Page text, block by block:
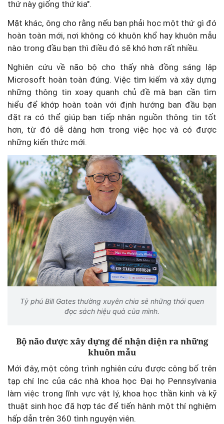
thứ này giống thứ kia".
Mặt khác, ông cho rằng nếu bạn phải học một thứ gì đó
hoàn toàn mới, nơi không có khuôn khổ hay khuôn mẫu
nào trong đầu bạn thì điều đó sẽ khó hơn rất nhiều.
Nghiên cứu về não bộ cho thấy nhà đồng sáng lập
Microsoft hoàn toàn đúng. Việc tìm kiếm và xây dựng
những thông tin xoay quanh chủ đề mà bạn cần tìm
hiểu để khớp hoàn toàn với định hướng ban đầu bạn
đặt ra có thể giúp bạn tiếp nhận nguồn thông tin tốt
hơn, từ đó dễ dàng hơn trong việc học và có được
những kiến thức mới.
Tỷ phú Bill Gates thường xuyên chia sẻ những thói quen
đọc sách hiệu quả của mình.
Bộ não được xây dựng để nhận diện ra những
khuôn mẫu
Mới đây, một công trình nghiên cứu được công bố trên
tạp chí Inc của các nhà khoa học Đại họ Pennsylvania
làm việc trong lĩnh vực vật lý, khoa học thần kinh và kỹ
thuật sinh học đã hợp tác để tiến hành một thí nghiệm
hấp dẫn trên 360 tình nguyện viên.